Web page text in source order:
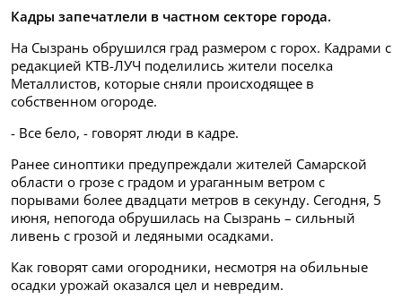
Кадры запечатлели в частном секторе города.
На Сызрань обрушился град размером с горох. Кадрами с
редакцией КТВ-ЛУЧ поделились жители поселка
Металлистов, которые сняли происходящее в
собственном огороде.
- Все бело, - говорят люди в кадре.
Ранее синоптики предупреждали жителей Самарской
области о грозе с градом и ураганным ветром с
порывами более двадцати метров в секунду. Сегодня, 5
июня, непогода обрушилась на Сызрань – сильный
ливень с грозой и ледяными осадками.
Как говорят сами огородники, несмотря на обильные
осадки урожай оказался цел и невредим.